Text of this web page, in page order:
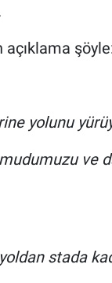
açıklama
yolunu
ve
stada